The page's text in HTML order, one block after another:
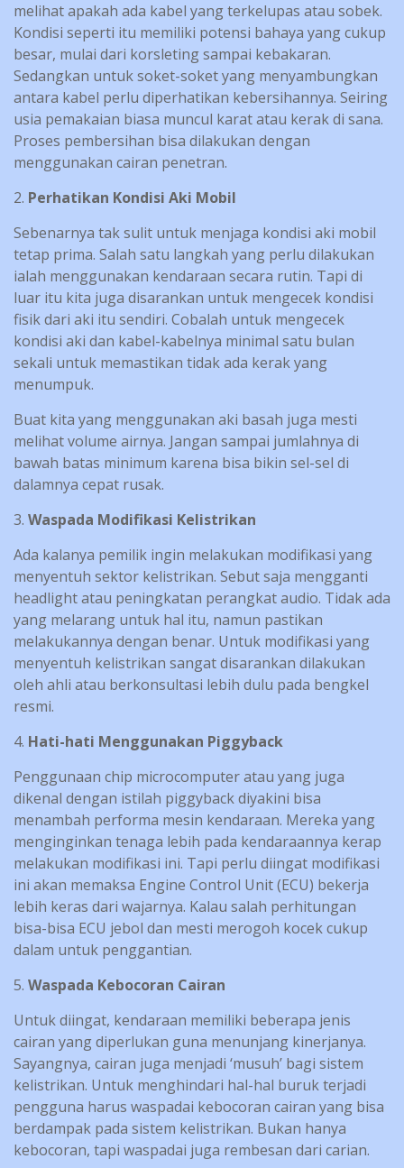
melihat apakah ada kabel yang terkelupas atau sobek.
Kondisi seperti itu memiliki potensi bahaya yang cukup
besar, mulai dari korsleting sampai kebakaran.
Sedangkan untuk soket-soket yang menyambungkan
antara kabel perlu diperhatikan kebersihannya. Seiring
usia pemakaian biasa muncul karat atau kerak di sana.
Proses pembersihan bisa dilakukan dengan
menggunakan cairan penetran.
2. Perhatikan Kondisi Aki Mobil
Sebenarnya tak sulit untuk menjaga kondisi aki mobil
tetap prima. Salah satu langkah yang perlu dilakukan
ialah menggunakan kendaraan secara rutin. Tapi di
luar itu kita juga disarankan untuk mengecek kondisi
fisik dari aki itu sendiri. Cobalah untuk mengecek
kondisi aki dan kabel-kabelnya minimal satu bulan
sekali untuk memastikan tidak ada kerak yang
menumpuk.
Buat kita yang menggunakan aki basah juga mesti
melihat volume airnya. Jangan sampai jumlahnya di
bawah batas minimum karena bisa bikin sel-sel di
dalamnya cepat rusak.
3. Waspada Modifikasi Kelistrikan
Ada kalanya pemilik ingin melakukan modifikasi yang
menyentuh sektor kelistrikan. Sebut saja mengganti
headlight atau peningkatan perangkat audio. Tidak ada
yang melarang untuk hal itu, namun pastikan
melakukannya dengan benar. Untuk modifikasi yang
menyentuh kelistrikan sangat disarankan dilakukan
oleh ahli atau berkonsultasi lebih dulu pada bengkel
resmi.
4. Hati-hati Menggunakan Piggyback
Penggunaan chip microcomputer atau yang juga
dikenal dengan istilah piggyback diyakini bisa
menambah performa mesin kendaraan. Mereka yang
menginginkan tenaga lebih pada kendaraannya kerap
melakukan modifikasi ini. Tapi perlu diingat modifikasi
ini akan memaksa Engine Control Unit (ECU) bekerja
lebih keras dari wajarnya. Kalau salah perhitungan
bisa-bisa ECU jebol dan mesti merogoh kocek cukup
dalam untuk penggantian.
5. Waspada Kebocoran Cairan
Untuk diingat, kendaraan memiliki beberapa jenis
cairan yang diperlukan guna menunjang kinerjanya.
Sayangnya, cairan juga menjadi ‘musuh’ bagi sistem
kelistrikan. Untuk menghindari hal-hal buruk terjadi
pengguna harus waspadai kebocoran cairan yang bisa
berdampak pada sistem kelistrikan. Bukan hanya
kebocoran, tapi waspadai juga rembesan dari carian.